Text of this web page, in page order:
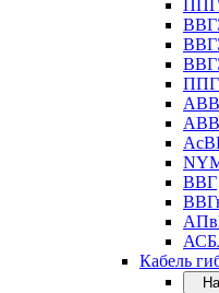
ВВГ
Кабель